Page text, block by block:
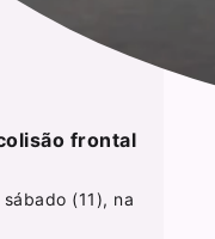
frontal
(11), na